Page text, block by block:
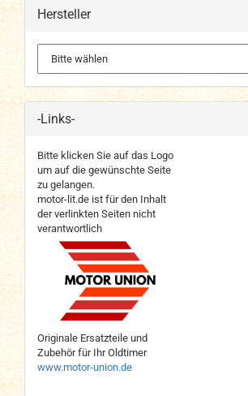
Hersteller
-Links-
Bitte klicken Sie auf das Logo
um auf die gewünschte Seite
zu gelangen.
motor-lit.de ist für den Inhalt
der verlinkten Seiten nicht
verantwortlich
Originale Ersatzteile und
Zubehör für Ihr Oldtimer
www.motor-union.de